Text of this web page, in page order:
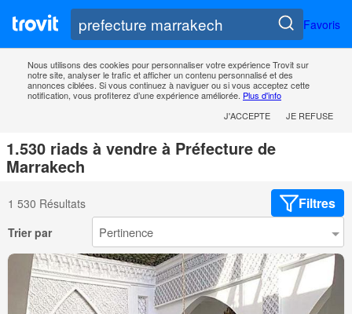
Favoris
Nous utilisons des cookies pour personnaliser votre expérience Trovit sur
notre site, analyser le trafic et afficher un contenu personnalisé et des
annonces ciblées. Si vous continuez à naviguer ou si vous acceptez cette
notification, vous profiterez d’une expérience améliorée. Plus d'info
J'ACCEPTE
JE REFUSE
1.530 riads à vendre à Préfecture de
Marrakech
1 530 Résultats Filtres
Trier par